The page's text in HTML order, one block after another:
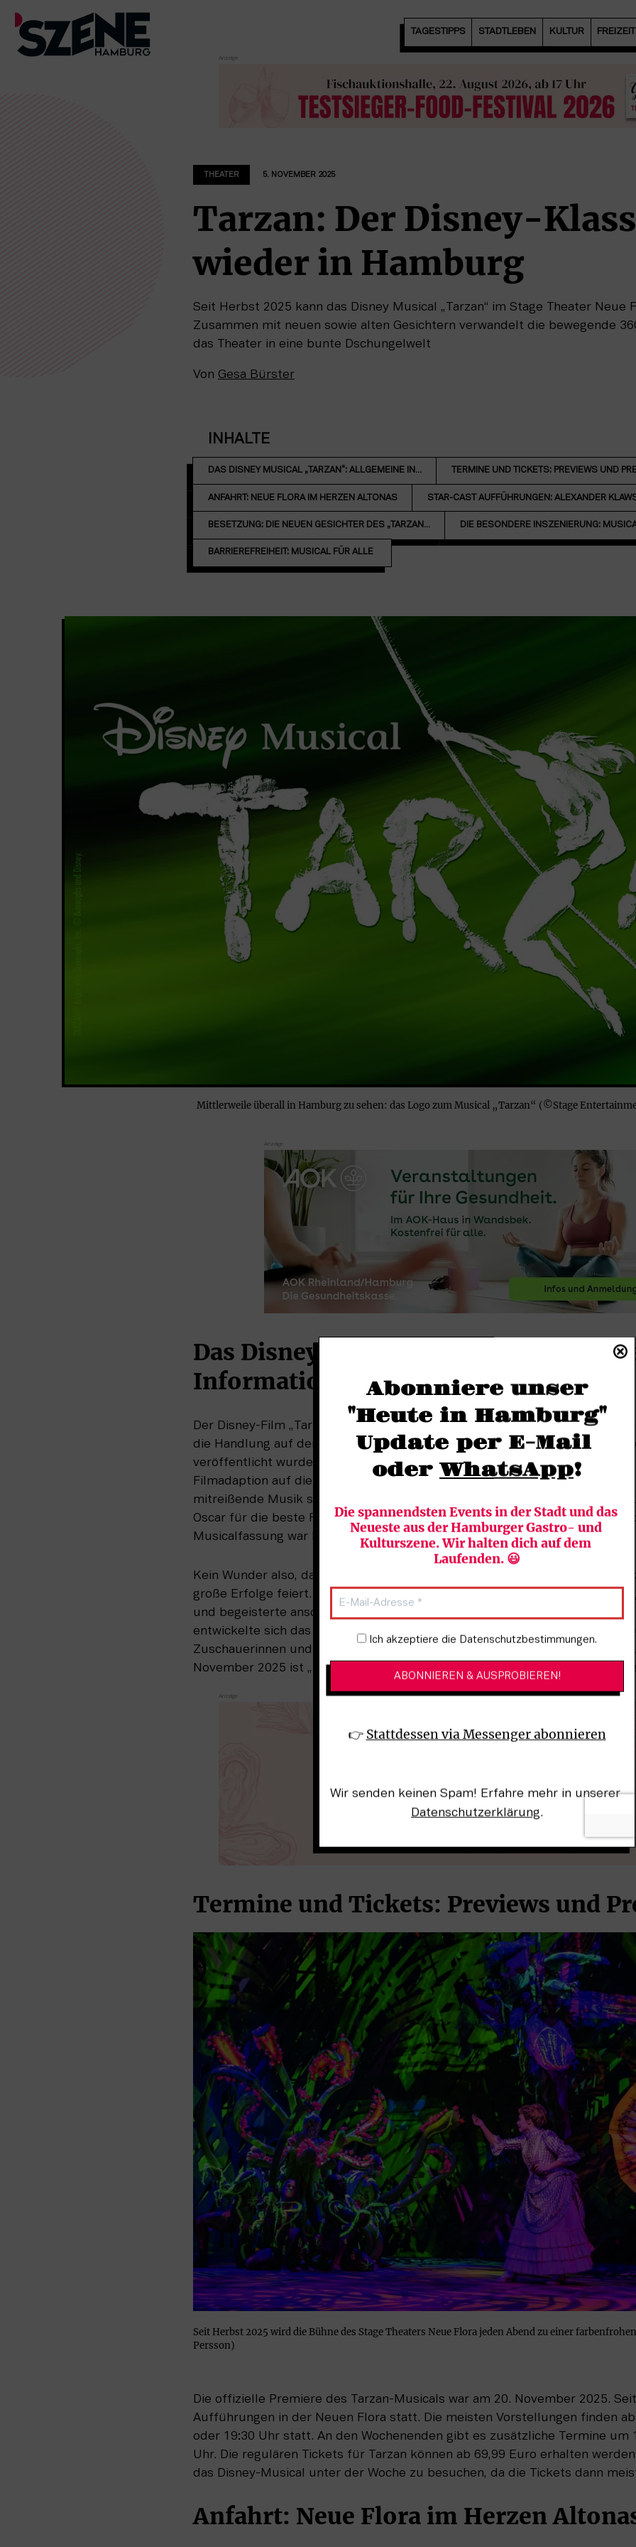
Zum
TAGESTIPPS STADTLEBEN KULTUR
THEATER 5. NOVEMBER 2025
Tarzan: Der Disney-
wieder in Hamburg
Seit Herbst 2025 kann das Disney Musical „Tarzan“ im Stage Theater Neue
Zusammen mit neuen sowie alten Gesichtern verwandelt die bewegende
das Theater in eine bunte Dschungelwelt
Von Gesa Bürster
INHALTE
DAS DISNEY MUSICAL „TARZAN“: ALLGEMEINE IN... TERMINE UND TICKETS: PREVIEWS UND
ANFAHRT: NEUE FLORA IM HERZEN ALTONAS STAR-CAST AUFFÜHRUNGEN: ALEXANDER
BESETZUNG: DIE NEUEN GESICHTER DES „TARZAN... DIE BESONDERE INSZENIERUNG:
BARRIEREFREIHEIT: MUSICAL FÜR ALLE
Mittlerweile überall in Hamburg zu sehen: das Logo zum Musical „Tarzan“ (©Stage
Das Disney Musical „Tarzan“:
Informationen
Der Disney-Film „Tarzan“ zählt zu den größten Erfolgen des Studios.
die Handlung auf dem gleichnamigen Roman von Edgar Rice Burroughs
veröffentlicht wurde. Ende der 1990er-Jahre brachte Disney die
Filmadaption auf die Leinwand und eroberte damit weltweit die Herzen des
mitreißende Musik stammt von dem Weltstar Phil Collins, der für seinen
Oscar für die beste Filmmusik ausgezeichnet wurde. Auch bei der
Musicalfassung war Phil Collins maßgeblich beteiligt.
Kein Wunder also, dass die Geschichte auch auf der Musicalbühne seit fast
große Erfolge feiert. Die Bühnenversion von „Tarzan“ hatte 2008 in
und begeisterte anschließend von 2013 bis 2025 das Publikum in
entwickelte sich das Musical zu einem echten Publikumsmagneten – rund
Zuschauerinnen und Zuschauer haben die spektakuläre Show seit ihrer
November 2025 ist „Tarzan“ zurücl in Hamburg, im Stage Theater Neue
Termine und Tickets: Previews und
Seit Herbst 2025 wird die Bühne des Stage Theaters Neue Flora jeden Abend zu einer
Persson)
Die offizielle Premiere des Tarzan-Musicals war am 20. November 2025.
Aufführungen in der Neuen Flora statt. Die meisten Vorstellungen finden
oder 19:30 Uhr statt. An den Wochenenden gibt es zusätzliche Termine um
Uhr. Die regulären Tickets für Tarzan können ab 69,99 Euro erhalten
das Disney-Musical unter der Woche zu besuchen, da die Tickets dann
Anfahrt: Neue Flora im Herzen
Abonniere unser
"Heute in Hamburg"
Update per E-Mail
oder WhatsApp!
Die spannendsten Events in der Stadt und das
Neueste aus der Hamburger Gastro- und
Kulturszene. Wir halten dich auf dem
Laufenden. 😃
Newsletter-Anmeldung
Ich akzeptiere die Datenschutzbestimmungen.
👉 Stattdessen via Messenger abonnieren
Wir senden keinen Spam! Erfahre mehr in unserer
Datenschutzerklärung.